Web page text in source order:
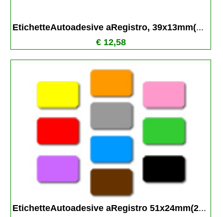
EtichetteAutoadesive aRegistro, 39x13mm(...
€ 12,58
EtichetteAutoadesive aRegistro 51x24mm(2...